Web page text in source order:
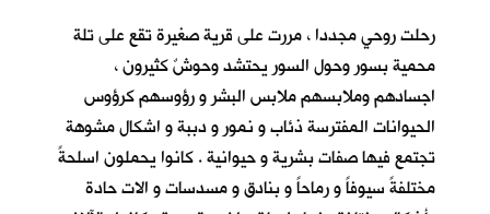
رحلت روحي مجددا ، مررت على قرية صغيرة تقع على تلة
محمية بسور وحول السور يحتشد وحوشٌ كثيرون ،
اجسادهم وملابسهم ملابس البشر و رؤوسهم كرؤوس
الحيوانات المفترسة ذئاب و نمور و دببة و اشكال مشوهة
تجتمع فيها صفات بشرية و حيوانية . كانوا يحملون اسلحةً
مختلفةً سيوفاً و رماحاً و بنادق و مسدسات و الات حادة